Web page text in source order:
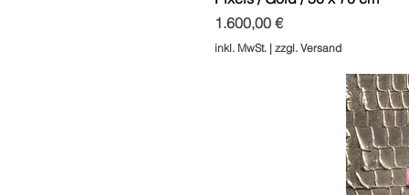
Preis
1.600,00 €
inkl. MwSt. |zzgl. Versand